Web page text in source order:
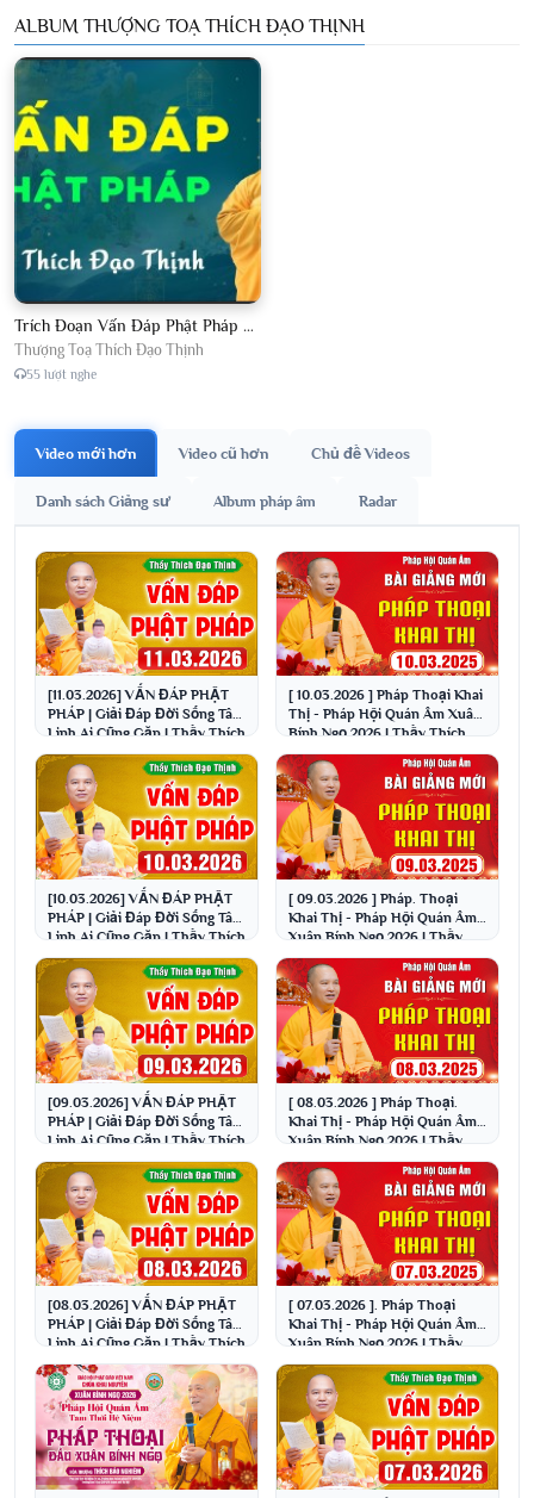
ALBUM THƯỢNG TOẠ THÍCH ĐẠO THỊNH
Trích Đoạn Vấn Đáp Phật Pháp 2026
Thượng Toạ Thích Đạo Thịnh
55 lượt nghe
Video mới hơn Video cũ hơn Chủ đề Videos
Danh sách Giảng sư Album pháp âm Radar
[11.03.2026] VẤN ĐÁP PHẬT
PHÁP | Giải Đáp Đời Sống Tâm
Linh Ai Cũng Gặp | Thầy Thích
Đạo Thịnh
[ 10.03.2026 ] Pháp Thoại Khai
Thị - Pháp Hội Quán Âm Xuân
Bính Ngọ 2026 | Thầy Thích
Đạo Thịnh
[10.03.2026] VẤN ĐÁP PHẬT
PHÁP | Giải Đáp Đời Sống Tâm
Linh Ai Cũng Gặp | Thầy Thích
Đạo Thịnh
[ 09.03.2026 ] Pháp. Thoại
Khai Thị - Pháp Hội Quán Âm
Xuân Bính Ngọ 2026 | Thầy
Thích Đạo Thịnh
[09.03.2026] VẤN ĐÁP PHẬT
PHÁP | Giải Đáp Đời Sống Tâm
Linh Ai Cũng Gặp | Thầy Thích
Đạo Thịnh
[ 08.03.2026 ] Pháp Thoại.
Khai Thị - Pháp Hội Quán Âm
Xuân Bính Ngọ 2026 | Thầy
Thích Đạo Thịnh
[08.03.2026] VẤN ĐÁP PHẬT
PHÁP | Giải Đáp Đời Sống Tâm
Linh Ai Cũng Gặp | Thầy Thích
Đạo Thịnh
[ 07.03.2026 ]. Pháp Thoại
Khai Thị - Pháp Hội Quán Âm
Xuân Bính Ngọ 2026 | Thầy
Thích Đạo Thịnh